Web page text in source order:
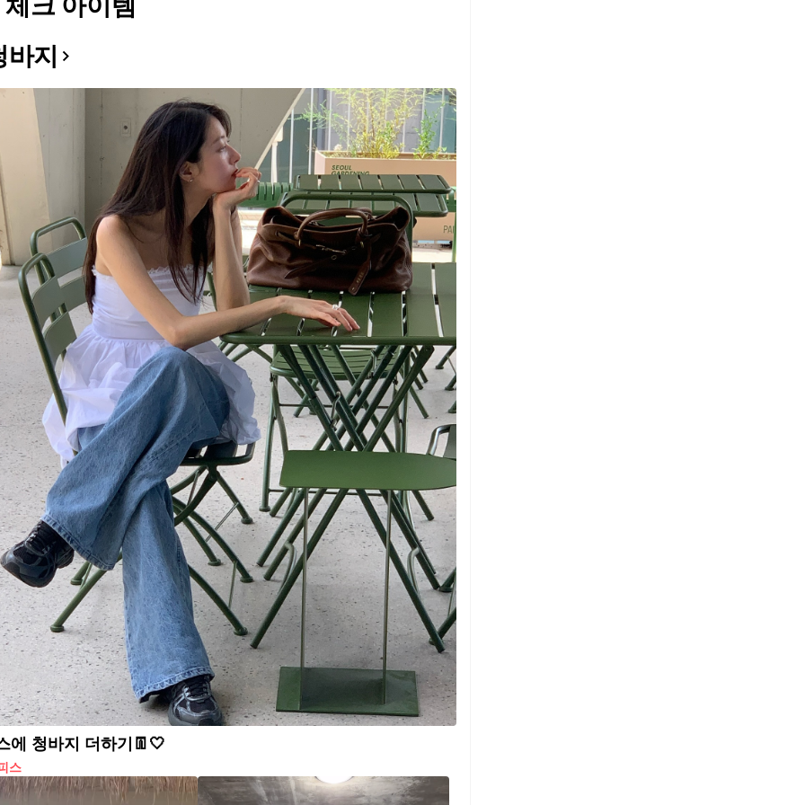
크 아이템
바지
에 청바지 더하기👖🤍
스